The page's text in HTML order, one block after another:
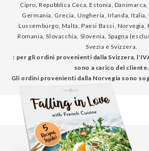
Cipro, Repubblica Ceca, Estonia,
Germania, Grecia, Ungheria, Irlanda, Italia,
Lussemburgo, Malta, Paesi Bassi, Norvegia,
Romania, Slovacchia, Slovenia, Spagna
Svezia e Svizzera.
: per gli ordini provenienti dalla Svizzera,
sono a carico del cliente.
Gli ordini provenienti dalla Norvegia sono